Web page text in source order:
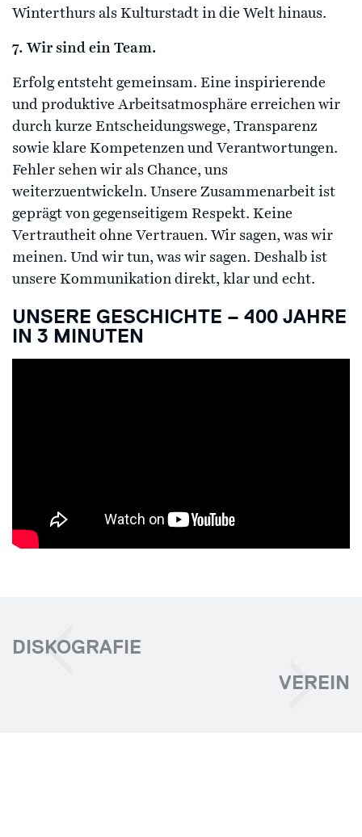
Winterthurs als Kulturstadt in die Welt hinaus.
7. Wir sind ein Team.
Erfolg entsteht gemeinsam. Eine inspirierende
und produktive Arbeitsatmosphäre erreichen wir
durch kurze Entscheidungswege, Transparenz
sowie klare Kompetenzen und Verantwortungen.
Fehler sehen wir als Chance, uns
weiterzuentwickeln. Unsere Zusammenarbeit ist
geprägt von gegenseitigem Respekt. Keine
Vertrautheit ohne Vertrauen. Wir sagen, was wir
meinen. Und wir tun, was wir sagen. Deshalb ist
unsere Kommunikation direkt, klar und echt.
UNSERE GESCHICHTE – 400 JAHRE
IN 3 MINUTEN
DISKOGRAFIE
VEREIN